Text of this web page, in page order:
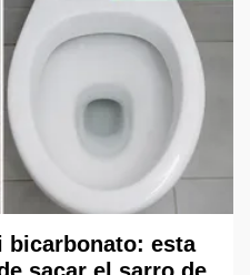
bicarbonato: esta